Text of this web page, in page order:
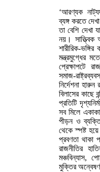
‘আরণ্যক
ব্যঙ্গ করতে
তা বেশি দেখা
নয়। সাত্ত্বিক
শারীরিক-
মন্ত্রমুগ্ধের
প্রেক্ষাপটে
সমাজ-
নির্দেশনা
বিলাসের কাছে
প্রতিটি
সব মিলে
পীড়ন ও
থেকে স্পষ্ট
প্রবণতা থাকা
রাজনীতির
মঞ্চবিন্যাস,
মুক্তির